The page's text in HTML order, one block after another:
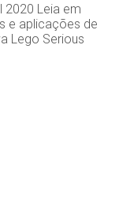
2020 Leia em
e aplicações de
Lego Serious